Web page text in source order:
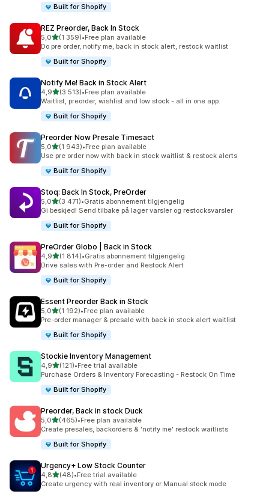
Built for Shopify
REZ Preorder, Back In Stock
5,0av 5 stjerner
(1 359)
Totalt 1359 omtaler
•Free plan available
Do pre order, notify me, back in stock alert, restock waitlist
Built for Shopify
Notify Me! Back in Stock Alert
4,9av 5 stjerner
(3 513)
Totalt 3513 omtaler
•Free plan available
Waitlist, preorder, wishlist and low stock - all in one app.
Built for Shopify
Preorder Now Presale Timesact
5,0av 5 stjerner
(1 943)
Totalt 1943 omtaler
•Free plan available
Use pre order now with back in stock waitlist & restock alerts
Built for Shopify
Stoq: Back In Stock, PreOrder
5,0av 5 stjerner
(3 471)
Totalt 3471 omtaler
•Gratis abonnement tilgjengelig
Gi beskjed! Send tilbake på lager varsler og restocksvarsler
Built for Shopify
PreOrder Globo | Back in Stock
4,9av 5 stjerner
(1 814)
Totalt 1814 omtaler
•Gratis abonnement tilgjengelig
Drive sales with Pre-order and Restock Alert
Built for Shopify
Essent Preorder Back in Stock
5,0av 5 stjerner
(1 192)
Totalt 1192 omtaler
•Free plan available
Pre-order manager & presale with back in stock alert waitlist
Built for Shopify
Stockie Inventory Management
4,9av 5 stjerner
(121)
Totalt 121 omtaler
•Free trial available
Purchase Orders & Inventory Forecasting - Restock On Time
Built for Shopify
Preorder, Back in stock Duck
5,0av 5 stjerner
(465)
Totalt 465 omtaler
•Free plan available
Create presales, backorders & 'notify me' restock waitlists
Built for Shopify
Urgency+ Low Stock Counter
4,8av 5 stjerner
(48)
Totalt 48 omtaler
•Free trial available
Create urgency with real inventory or Manual stock mode